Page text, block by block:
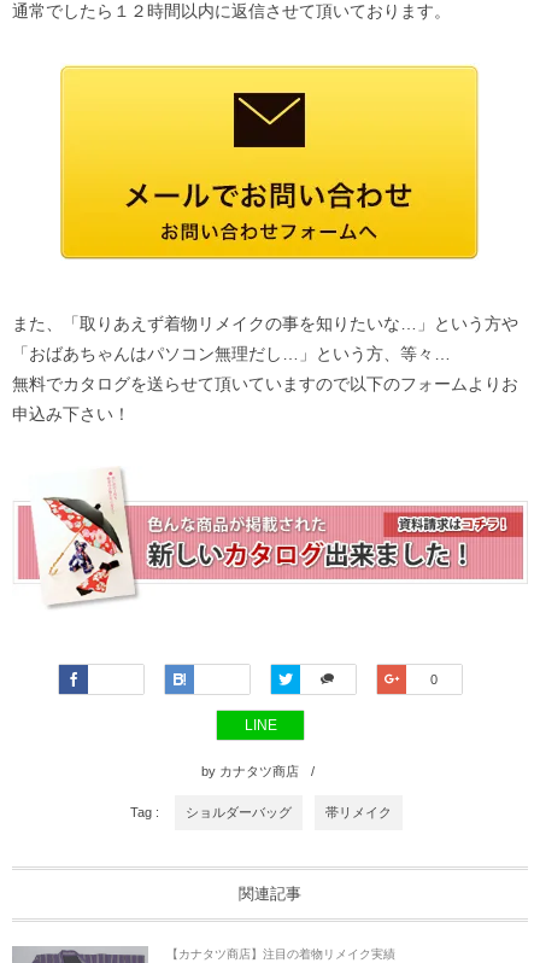
通常でしたら１２時間以内に返信させて頂いております。
また、「取りあえず着物リメイクの事を知りたいな…」という方や
「おばあちゃんはパソコン無理だし…」という方、等々…
無料でカタログを送らせて頂いていますので以下のフォームよりお
申込み下さい！
Twitter Google+
0
LINE
by カナタツ商店
Tag : ショルダーバッグ 帯リメイク
関連記事
【カナタツ商店】注目の着物リメイク実績